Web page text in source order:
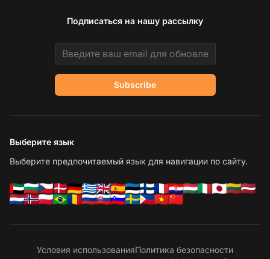
Подписаться на нашу рассылку
Email address
Subscribe
Выберите язык
Выберите предпочитаемый язык для навигации по сайту.
Условия использованияПолитика безопасности